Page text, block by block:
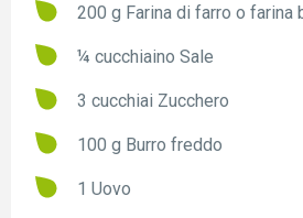
200 g Farina di farro o farina
¼ cucchiaino Sale
3 cucchiai Zucchero
100 g Burro freddo
1 Uovo